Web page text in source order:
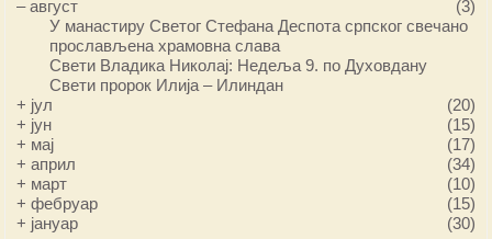
–август
(3)
У манастиру Светог Стефана Деспота српског свечано
прослављена храмовна слава
Свети Владика Николај: Недеља 9. по Духовдану
Свети пророк Илија – Илиндан
+ јул
(20)
+ јун
(15)
+ мај
(17)
+април
(34)
+ март
(10)
+фебруар
(15)
+ јануар (30)